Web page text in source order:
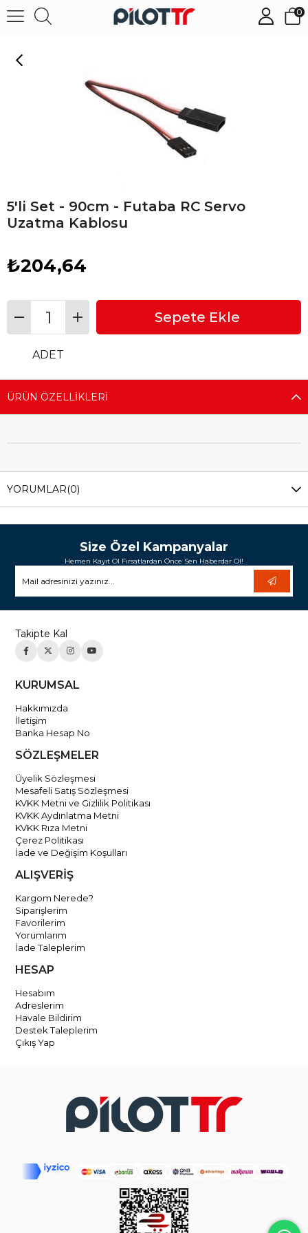
0
5'li Set - 90cm - Futaba RC Servo Uzatma Kablosu
5'li Set - 90cm - Futaba RC Servo
Uzatma Kablosu
₺204,64
ADET
ÜRÜN ÖZELLIKLERI
YORUMLAR(0)
Size Özel Kampanyalar
Hemen Kayıt Ol Fırsatlardan Önce Sen Haberdar Ol!
Takipte Kal
KURUMSAL
Hakkımızda
İletişim
Banka Hesap No
SÖZLEŞMELER
Üyelik Sözleşmesi
Mesafeli Satış Sözleşmesi
KVKK Metni ve Gizlilik Politikası
KVKK Aydınlatma Metni
KVKK Rıza Metni
Çerez Politikası
İade ve Değişim Koşulları
ALIŞVERİŞ
Kargom Nerede?
Siparişlerim
Favorilerim
Yorumlarım
İade Taleplerim
HESAP
Hesabım
Adreslerim
Havale Bildirim
Destek Taleplerim
Çıkış Yap